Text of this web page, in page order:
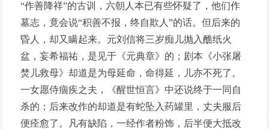
“作善降祥”的古训，六朝人本已有些怀疑了，他们作
墓志，竟会说“积善不报，终自欺人”的话。但后来的
昏人，却又瞒起来。元刘信将三岁痴儿抛入醮纸火
盆，妄希福祐，是见于《元典章》的；剧本《小张屠
焚儿救母》却道是为母延命，命得延，儿亦不死了。
一女愿侍痼疾之夫，《醒世恒言》中还说终于一同自
杀的；后来改作的却道是有蛇坠入药罐里，丈夫服后
便痊愈了。凡有缺陷，一经作者粉饰，后半便大抵改